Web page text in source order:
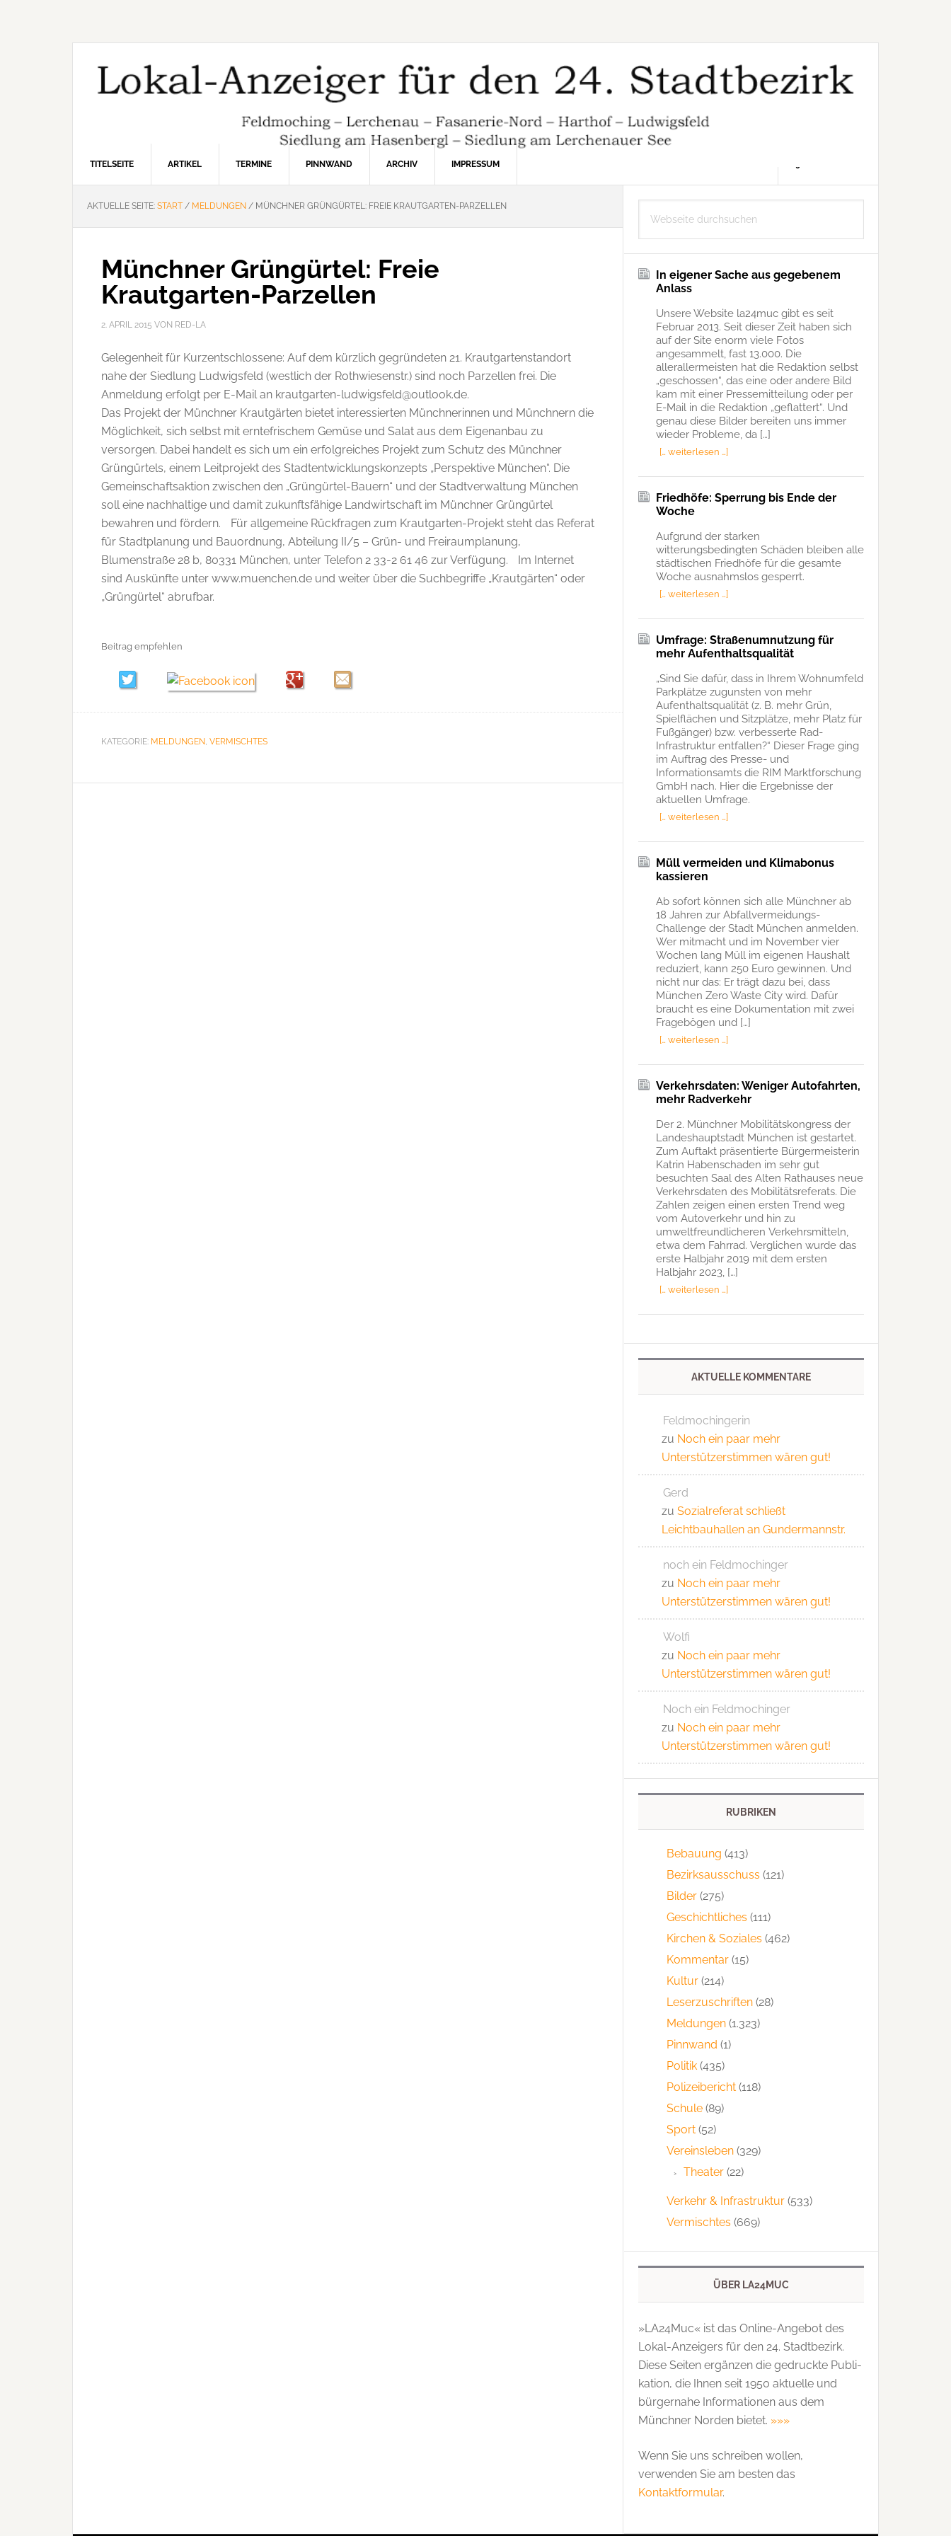
TITELSEITE ARTIKEL TERMINE PINNWAND ARCHIV IMPRESSUM
AKTUELLE SEITE: START / MELDUNGEN / MÜNCHNER GRÜNGÜRTEL: FREIE KRAUTGARTEN-PARZELLEN
Münchner Grüngürtel: Freie
Krautgarten-Parzellen
2. APRIL 2015 VON RED-LA
Gelegenheit für Kurzentschlossene: Auf dem kürzlich gegründeten 21. Krautgartenstandort
nahe der Siedlung Ludwigsfeld (westlich der Rothwiesenstr.) sind noch Parzellen frei. Die
Anmeldung erfolgt per E-Mail an krautgarten-ludwigsfeld@outlook.de.
Das Projekt der Münchner Krautgärten bietet interessierten Münchnerinnen und Münchnern die
Möglichkeit, sich selbst mit erntefrischem Gemüse und Salat aus dem Eigenanbau zu
versorgen. Dabei handelt es sich um ein erfolgreiches Projekt zum Schutz des Münchner
Grüngürtels, einem Leitprojekt des Stadtentwicklungskonzepts „Perspektive München“. Die
Gemeinschaftsaktion zwischen den „Grüngürtel-Bauern“ und der Stadtverwaltung München
soll eine nachhaltige und damit zukunftsfähige Landwirtschaft im Münchner Grüngürtel
bewahren und fördern. Für allgemeine Rückfragen zum Krautgarten-Projekt steht das Referat
für Stadtplanung und Bauordnung, Abteilung II/5 – Grün- und Freiraumplanung,
Blumenstraße 28 b, 80331 München, unter Telefon 2 33-2 61 46 zur Verfügung. Im Internet
sind Auskünfte unter www.muenchen.de und weiter über die Suchbegriffe „Krautgärten“ oder
„Grüngürtel“ abrufbar.
Beitrag empfehlen
KATEGORIE: MELDUNGEN, VERMISCHTES
Seitenspalte
durchsuchen
In eigener Sache aus gegebenem
Anlass
Unsere Website la24muc gibt es seit
Februar 2013. Seit dieser Zeit haben sich
auf der Site enorm viele Fotos
angesammelt, fast 13.000. Die
allerallermeisten hat die Redaktion selbst
„geschossen“, das eine oder andere Bild
kam mit einer Pressemitteilung oder per
E-Mail in die Redaktion „geflattert“. Und
genau diese Bilder bereiten uns immer
wieder Probleme, da […]
[… weiterlesen …]
Friedhöfe: Sperrung bis Ende der
Woche
Aufgrund der starken
witterungsbedingten Schäden bleiben alle
städtischen Friedhöfe für die gesamte
Woche ausnahmslos gesperrt.
[… weiterlesen …]
Umfrage: Straßenumnutzung für
mehr Aufenthaltsqualität
„Sind Sie dafür, dass in Ihrem Wohnumfeld
Parkplätze zugunsten von mehr
Aufenthaltsqualität (z. B. mehr Grün,
Spielflächen und Sitzplätze, mehr Platz für
Fußgänger) bzw. verbesserte Rad-
Infrastruktur entfallen?“ Dieser Frage ging
im Auftrag des Presse- und
Informationsamts die RIM Marktforschung
GmbH nach. Hier die Ergebnisse der
aktuellen Umfrage.
[… weiterlesen …]
Müll vermeiden und Klimabonus
kassieren
Ab sofort können sich alle Münchner ab
18 Jahren zur Abfallvermeidungs-
Challenge der Stadt München anmelden.
Wer mitmacht und im November vier
Wochen lang Müll im eigenen Haushalt
reduziert, kann 250 Euro gewinnen. Und
nicht nur das: Er trägt dazu bei, dass
München Zero Waste City wird. Dafür
braucht es eine Dokumentation mit zwei
Fragebögen und […]
[… weiterlesen …]
Verkehrsdaten: Weniger Autofahrten,
mehr Radverkehr
Der 2. Münchner Mobilitätskongress der
Landeshauptstadt München ist gestartet.
Zum Auftakt präsentierte Bürgermeisterin
Katrin Habenschaden im sehr gut
besuchten Saal des Alten Rathauses neue
Verkehrsdaten des Mobilitätsreferats. Die
Zahlen zeigen einen ersten Trend weg
vom Autoverkehr und hin zu
umweltfreundlicheren Verkehrsmitteln,
etwa dem Fahrrad. Verglichen wurde das
erste Halbjahr 2019 mit dem ersten
Halbjahr 2023, […]
[… weiterlesen …]
AKTUELLE KOMMENTARE
Feldmochingerin
zu Noch ein paar mehr
Unterstützerstimmen wären gut!
Gerd
zu Sozialreferat schließt
Leichtbauhallen an Gundermannstr.
noch ein Feldmochinger
zu Noch ein paar mehr
Unterstützerstimmen wären gut!
Wolfi
zu Noch ein paar mehr
Unterstützerstimmen wären gut!
Noch ein Feldmochinger
zu Noch ein paar mehr
Unterstützerstimmen wären gut!
RUBRIKEN
Bebauung (413)
Bezirksausschuss (121)
Bilder (275)
Geschichtliches (111)
Kirchen & Soziales (462)
Kommentar (15)
Kultur (214)
Leserzuschriften (28)
Meldungen (1.323)
Pinnwand (1)
Politik (435)
Polizeibericht (118)
Schule (89)
Sport (52)
Vereinsleben (329)
Theater (22)
Verkehr & Infrastruktur (533)
Vermischtes (669)
ÜBER LA24MUC
»LA24Muc« ist das Online-Angebot des
Lokal-Anzeigers für den 24. Stadtbezirk.
Diese Seiten ergänzen die gedruckte Publi­
kation, die Ihnen seit 1950 aktuelle und
bürgernahe Informationen aus dem
Münchner Norden bietet. »»»
Wenn Sie uns schreiben wollen,
verwenden Sie am besten das
Kontaktformular.